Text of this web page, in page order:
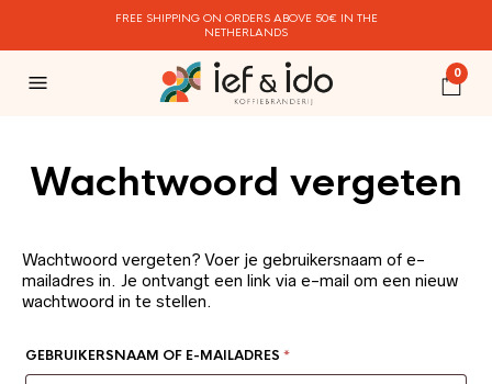
FREE SHIPPING ON ORDERS ABOVE 50€ IN THE
NETHERLANDS
0
Wachtwoord vergeten
Wachtwoord vergeten? Voer je gebruikersnaam of e-
mailadres in. Je ontvangt een link via e-mail om een nieuw
wachtwoord in te stellen.
GEBRUIKERSNAAM OF E-MAILADRES *VEREIST